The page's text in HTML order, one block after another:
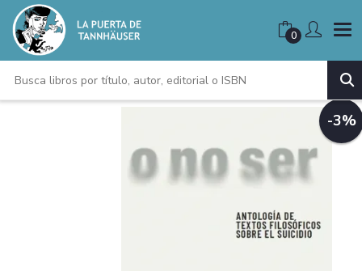
0
-3%